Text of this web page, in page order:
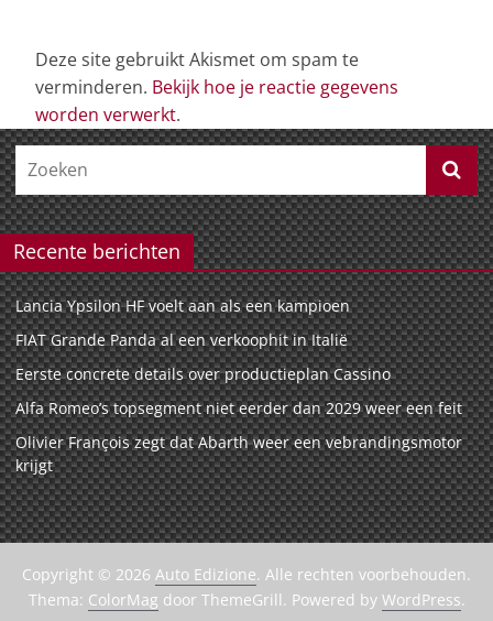
Deze site gebruikt Akismet om spam te
verminderen. Bekijk hoe je reactie gegevens
worden verwerkt.
Recente berichten
Lancia Ypsilon HF voelt aan als een kampioen
FIAT Grande Panda al een verkoophit in Italië
Eerste concrete details over productieplan Cassino
Alfa Romeo’s topsegment niet eerder dan 2029 weer een feit
Olivier François zegt dat Abarth weer een vebrandingsmotor
krijgt
Copyright © 2026 Auto Edizione. Alle rechten voorbehouden.
Thema: ColorMag door ThemeGrill. Powered by WordPress.